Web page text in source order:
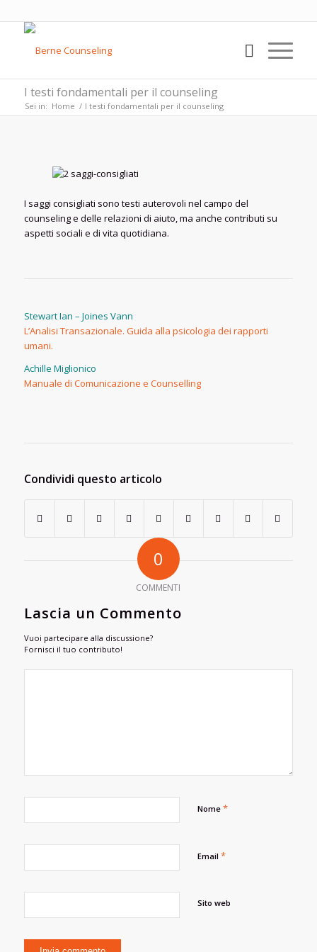
I testi fondamentali per il counseling
Sei in: Home / I testi fondamentali per il counseling
I saggi consigliati sono testi auterovoli nel campo del
counseling e delle relazioni di aiuto, ma anche contributi su
aspetti sociali e di vita quotidiana.
Stewart Ian – Joines Vann
L’Analisi Transazionale. Guida alla psicologia dei rapporti
umani.
Achille Miglionico
Manuale di Comunicazione e Counselling
Condividi questo articolo
0
COMMENTI
Lascia un Commento
Vuoi partecipare alla discussione?
Fornisci il tuo contributo!
Nome *
Email *
Sito web